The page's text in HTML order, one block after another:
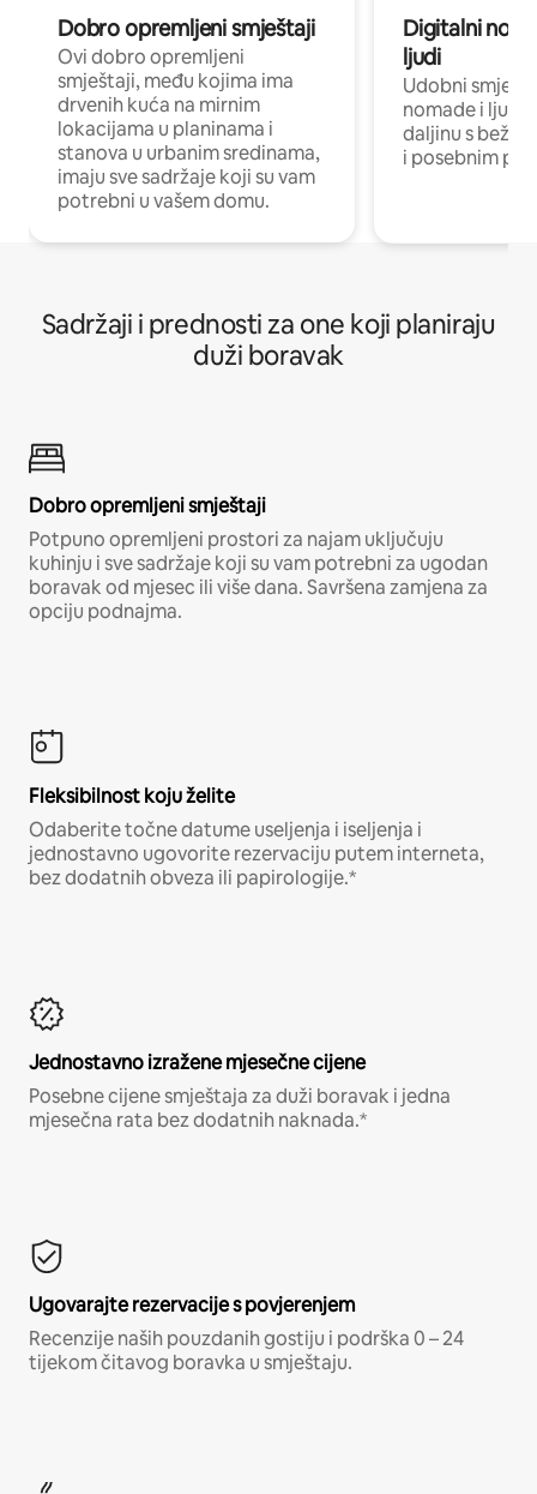
Dobro opremljeni smještaji
Ovi dobro opremljeni
smještaji, među kojima ima
drvenih kuća na mirnim
lokacijama u planinama i
stanova u urbanim sredinama,
imaju sve sadržaje koji su vam
potrebni u vašem domu.
Digitalni
ljudi
Udobni
nomade i ljude
daljinu s
i posebnim
Sadržaji i prednosti za one koji planiraju
duži boravak
Dobro opremljeni smještaji
Potpuno opremljeni prostori za najam uključuju
kuhinju i sve sadržaje koji su vam potrebni za ugodan
boravak od mjesec ili više dana. Savršena zamjena za
opciju podnajma.
Fleksibilnost koju želite
Odaberite točne datume useljenja i iseljenja i
jednostavno ugovorite rezervaciju putem interneta,
bez dodatnih obveza ili papirologije.*
Jednostavno izražene mjesečne cijene
Posebne cijene smještaja za duži boravak i jedna
mjesečna rata bez dodatnih naknada.*
Ugovarajte rezervacije s povjerenjem
Recenzije naših pouzdanih gostiju i podrška 0 – 24
tijekom čitavog boravka u smještaju.